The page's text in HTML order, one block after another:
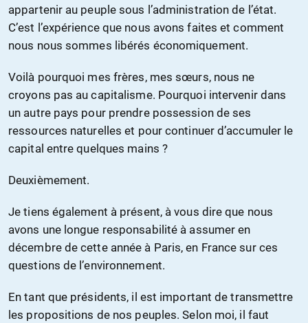
appartenir au peuple sous l’administration de l’état.
C’est l’expérience que nous avons faites et comment
nous nous sommes libérés économiquement.
Voilà pourquoi mes frères, mes sœurs, nous ne
croyons pas au capitalisme. Pourquoi intervenir dans
un autre pays pour prendre possession de ses
ressources naturelles et pour continuer d’accumuler le
capital entre quelques mains ?
Deuxièmement.
Je tiens également à présent, à vous dire que nous
avons une longue responsabilité à assumer en
décembre de cette année à Paris, en France sur ces
questions de l’environnement.
En tant que présidents, il est important de transmettre
les propositions de nos peuples. Selon moi, il faut